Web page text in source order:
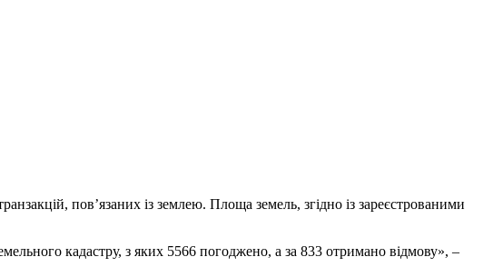
пов’язаних із землею. Площа земель, згідно із зареєстрованими
кадастру, з яких 5566 погоджено, а за 833 отримано відмову», –